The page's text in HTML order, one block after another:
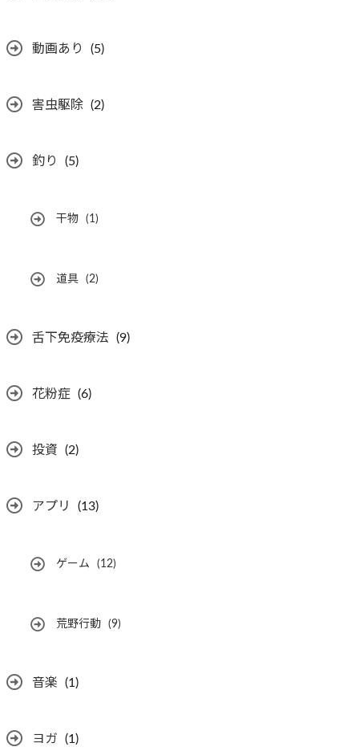
動画あり (5)
害虫駆除 (2)
釣り (5)
干物 (1)
道具 (2)
舌下免疫療法 (9)
花粉症 (6)
投資 (2)
アプリ (13)
ゲーム (12)
荒野行動 (9)
音楽 (1)
ヨガ (1)